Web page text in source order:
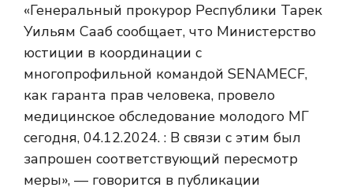
«Генеральный прокурор Республики Тарек
Уильям Сааб сообщает, что Министерство
юстиции в координации с
многопрофильной командой SENAMECF,
как гаранта прав человека, провело
медицинское обследование молодого МГ
сегодня, 04.12.2024. : В связи с этим был
запрошен соответствующий пересмотр
меры», — говорится в публикации